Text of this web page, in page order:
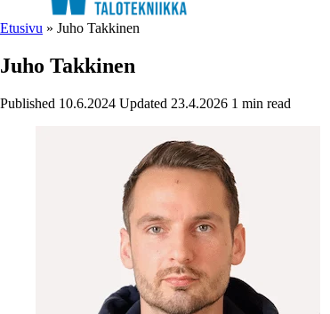
Etusivu » Juho Takkinen
Juho Takkinen
Published 10.6.2024 Updated 23.4.2026 1 min read